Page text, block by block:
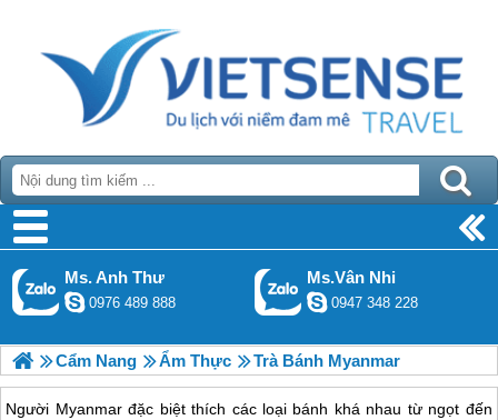
Ms. Anh Thư
0976 489 888
Ms.Vân Nhi
0947 348 228
Cẩm Nang Ẩm Thực Trà Bánh Myanmar
Người Myanmar đặc biệt thích các loại bánh khá nhau từ ngọt đến